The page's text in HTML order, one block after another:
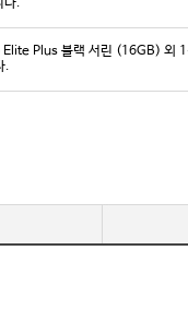
다.
Plus 블랙 서린 (16GB) 외
.